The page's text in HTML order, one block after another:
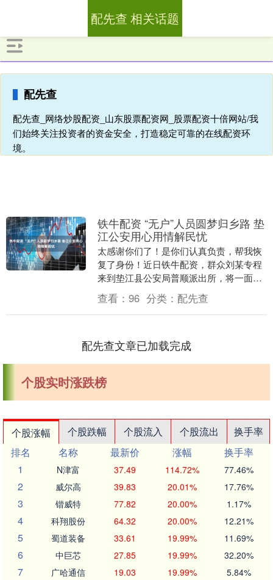
配先查
配先查_网络炒股配资_山东股票配资网_股票配资十倍网站/我
们始终关注投资者的资金安全，打造稳定可靠的在线配资环
境。
配先查 相关话题
铁牛配资 “无户”人员圆梦归乡路 垫
江公安用心用情解民忧
太感谢你们了！是你们认真负责，帮我恢
复了身份！近日铁牛配资，群众刘某专程
来到垫江县公安局普顺派出所，将一面锦
旗送到民警手中，感谢派出所为其解决了
困扰多年的户籍问....
查看： 96 分类： 配先查
配先查文章已加载完成
个股实时涨跌榜
个股涨幅 个股跌幅 个股流入 个股流出
换手率
排名
名称 最新价 涨幅
换手率
1
N津富 37.49 114.72% 77.46%
2 威尔高 39.83 20.01% 17.76%
3 锴威特 77.82 20.00% 1.17%
4 科翔股份 64.32 20.00% 12.21%
5 蜀道装备 33.61 19.99% 11.69%
6 中巨芯 27.85 19.99% 32.20%
7 广哈通信 19.03 19.99% 5.84%